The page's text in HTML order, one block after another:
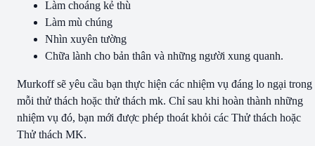
Làm choáng kẻ thù
Làm mù chúng
Nhìn xuyên tường
Chữa lành cho bản thân và những người xung quanh.
Murkoff sẽ yêu cầu bạn thực hiện các nhiệm vụ đáng lo ngại trong
mỗi thử thách hoặc thử thách mk. Chỉ sau khi hoàn thành những
nhiệm vụ đó, bạn mới được phép thoát khỏi các Thử thách hoặc
Thử thách MK.